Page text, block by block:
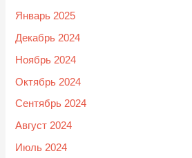
Январь 2025
Декабрь 2024
Ноябрь 2024
Октябрь 2024
Сентябрь 2024
Август 2024
Июль 2024